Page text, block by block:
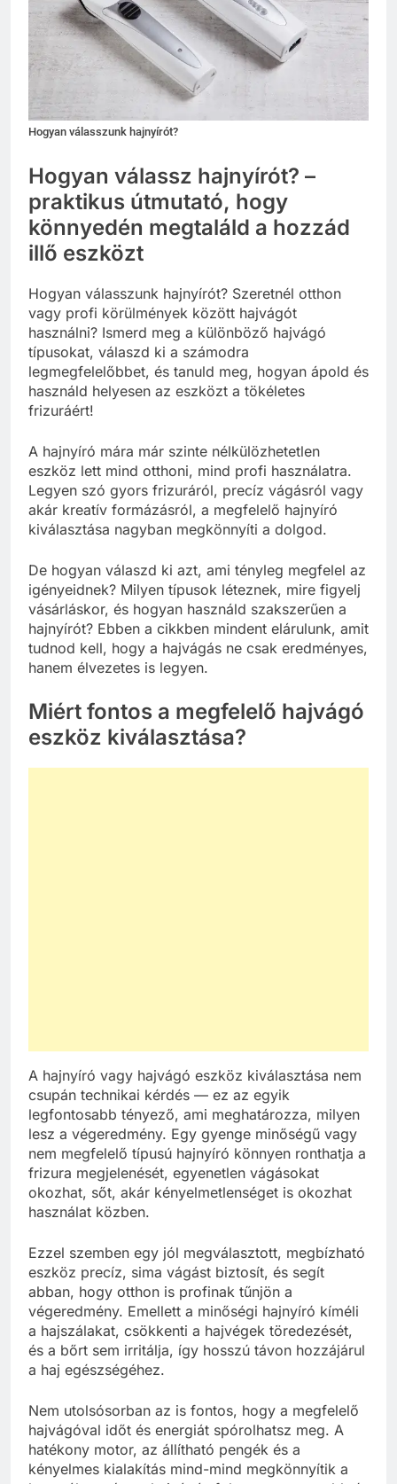
Hogyan válasszunk hajnyírót?
Hogyan válassz hajnyírót? –
praktikus útmutató, hogy
könnyedén megtaláld a hozzád
illő eszközt
Hogyan válasszunk hajnyírót? Szeretnél otthon
vagy profi körülmények között hajvágót
használni? Ismerd meg a különböző hajvágó
típusokat, válaszd ki a számodra
legmegfelelőbbet, és tanuld meg, hogyan ápold és
használd helyesen az eszközt a tökéletes
frizuráért!
A hajnyíró mára már szinte nélkülözhetetlen
eszköz lett mind otthoni, mind profi használatra.
Legyen szó gyors frizuráról, precíz vágásról vagy
akár kreatív formázásról, a megfelelő hajnyíró
kiválasztása nagyban megkönnyíti a dolgod.
De hogyan válaszd ki azt, ami tényleg megfelel az
igényeidnek? Milyen típusok léteznek, mire figyelj
vásárláskor, és hogyan használd szakszerűen a
hajnyírót? Ebben a cikkben mindent elárulunk, amit
tudnod kell, hogy a hajvágás ne csak eredményes,
hanem élvezetes is legyen.
Miért fontos a megfelelő hajvágó
eszköz kiválasztása?
A hajnyíró vagy hajvágó eszköz kiválasztása nem
csupán technikai kérdés — ez az egyik
legfontosabb tényező, ami meghatározza, milyen
lesz a végeredmény. Egy gyenge minőségű vagy
nem megfelelő típusú hajnyíró könnyen ronthatja a
frizura megjelenését, egyenetlen vágásokat
okozhat, sőt, akár kényelmetlenséget is okozhat
használat közben.
Ezzel szemben egy jól megválasztott, megbízható
eszköz precíz, sima vágást biztosít, és segít
abban, hogy otthon is profinak tűnjön a
végeredmény. Emellett a minőségi hajnyíró kíméli
a hajszálakat, csökkenti a hajvégek töredezését,
és a bőrt sem irritálja, így hosszú távon hozzájárul
a haj egészségéhez.
Nem utolsósorban az is fontos, hogy a megfelelő
hajvágóval időt és energiát spórolhatsz meg. A
hatékony motor, az állítható pengék és a
kényelmes kialakítás mind-mind megkönnyítik a